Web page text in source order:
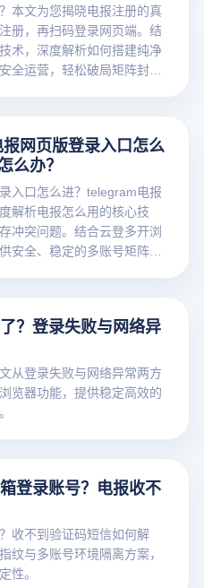
本文为您揭晓电报注册的真
册，再扫码登录网页端。结
术，深度解析如何搭建纯净
全运营，轻松破局矩阵封号
网页版登录入口怎么
么办？
入口怎么进？telegram电报
解析电报怎么用的核心技
冲突问题。结合云登多开浏
安全、稳定的多账号矩阵运
？登录失败与网络异
从登录失败与网络异常两方
览器功能，提供稳定高效的
登录账号？电报收不
收不到验证码短信如何解
纹与多账号环境隔离方案，
性。